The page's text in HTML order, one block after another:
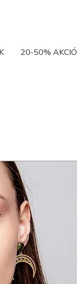
20-50% AKCIÓ